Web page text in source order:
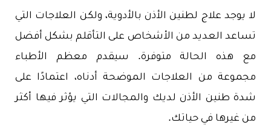
لا يوجد علاج لطنين الأذن بالأدوية، ولكن العلاجات التي
تساعد العديد من الأشخاص على التأقلم بشكل أفضل
مع هذه الحالة متوفرة. سيقدم معظم الأطباء
مجموعة من العلاجات الموضحة أدناه، اعتمادًا على
شدة طنين الأذن لديك والمجالات التي يؤثر فيها أكثر
من غيرها في حياتك.